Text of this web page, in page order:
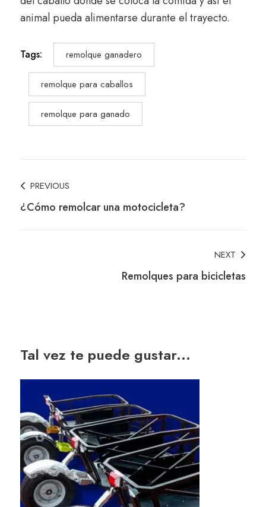
animal pueda alimentarse durante el trayecto.
Tags: remolque ganadero
remolque para caballos
remolque para ganado
Post
PREVIOUS
¿Cómo remolcar una motocicleta?
NEXT
Remolques para bicicletas
Tal vez te puede gustar...